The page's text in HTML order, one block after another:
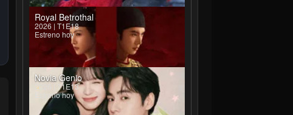
Royal Betrothal
2026 | T1E18
Estreno hoy
Novia Genio
2026 | T1E13
Estreno hoy